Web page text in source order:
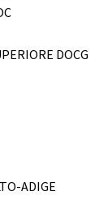
DOCG
ADIGE